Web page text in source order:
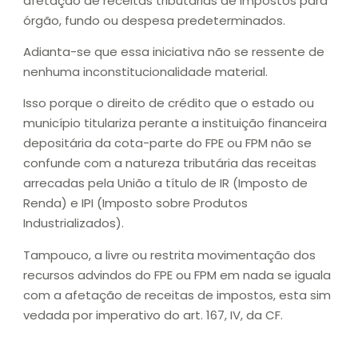
órgão, fundo ou despesa predeterminados.
Adianta-se que essa iniciativa não se ressente de
nenhuma inconstitucionalidade material.
Isso porque o direito de crédito que o estado ou
município titulariza perante a instituição financeira
depositária da cota-parte do FPE ou FPM não se
confunde com a natureza tributária das receitas
arrecadas pela União a título de IR (Imposto de
Renda) e IPI (Imposto sobre Produtos
Industrializados).
Tampouco, a livre ou restrita movimentação dos
recursos advindos do FPE ou FPM em nada se iguala
com a afetação de receitas de impostos, esta sim
vedada por imperativo do art. 167, IV, da CF.